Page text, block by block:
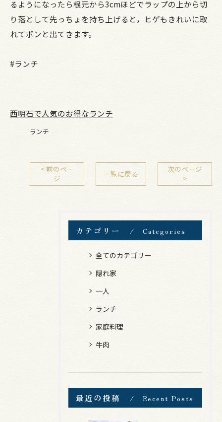
るようになったら根元から3cmほどでラップの上から切
り落として先っちょを持ち上げると，ヒゲもきれいに取
れてポンと出てきます。
#ランチ
西明石で人気のお得なランチ
ランチ
< 前のペー
ジ
一覧に戻る
次のページ
>
カテゴリー Categories
全てのカテゴリー
隠れ家
一人
ランチ
家庭料理
牛肉
最近の投稿 Recent Posts